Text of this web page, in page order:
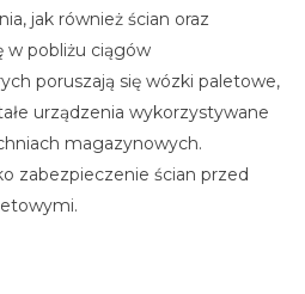
jak również ścian oraz
w pobliżu ciągów
poruszają się wózki paletowe,
urządzenia wykorzystywane
magazynowych.
zabezpieczenie ścian przed